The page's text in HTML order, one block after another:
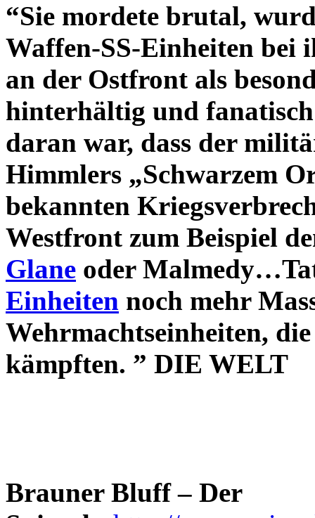
“Sie mordete brutal,
Waffen-SS-Einheiten bei
an der Ostfront als
hinterhältig und
daran war, dass der
Himmlers „Schwarzem
bekannten
Westfront zum Beispiel
Glane oder
Einheiten noch mehr
Wehrmachtseinheiten,
kämpften. ” DIE WELT
Brauner Bluff – Der